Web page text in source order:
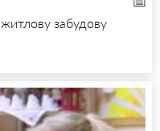
забудову